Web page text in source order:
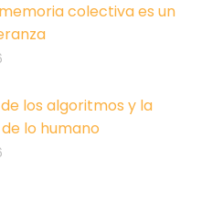
colectiva es un
los algoritmos y la
lo humano